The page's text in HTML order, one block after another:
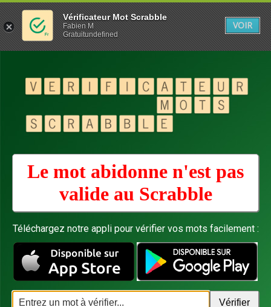
Le mot abidonne n'est pas
valide au Scrabble
Téléchargez notre appli pour vérifier vos mots facilement :
Vérificateur Mot Scrabble
Fabien M
Gratuitundefined
VOIR